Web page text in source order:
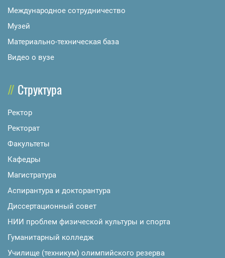
Международное сотрудничество
Музей
Материально-техническая база
Видео о вузе
Структура
Ректор
Ректорат
Факультеты
Кафедры
Магистратура
Аспирантура и докторантура
Диссертационный совет
НИИ проблем физической культуры и спорта
Гуманитарный колледж
Училище (техникум) олимпийского резерва